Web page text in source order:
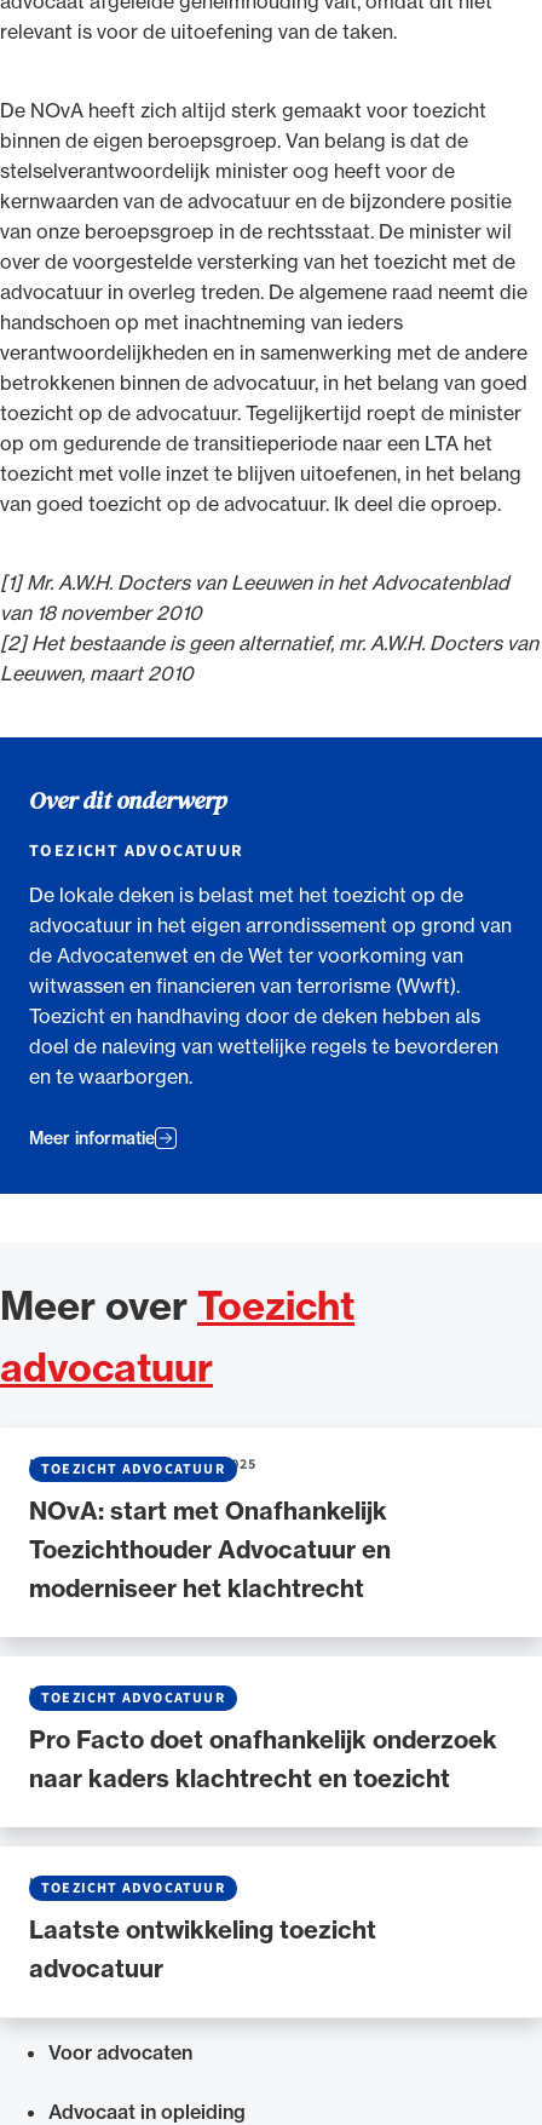
relevant is voor de uitoefening van de taken.
De NOvA heeft zich altijd sterk gemaakt voor toezicht
binnen de eigen beroepsgroep. Van belang is dat de
stelselverantwoordelijk minister oog heeft voor de
kernwaarden van de advocatuur en de bijzondere positie
van onze beroepsgroep in de rechtsstaat. De minister wil
over de voorgestelde versterking van het toezicht met de
advocatuur in overleg treden. De algemene raad neemt die
handschoen op met inachtneming van ieders
verantwoordelijkheden en in samenwerking met de andere
betrokkenen binnen de advocatuur, in het belang van goed
toezicht op de advocatuur. Tegelijkertijd roept de minister
op om gedurende de transitieperiode naar een LTA het
toezicht met volle inzet te blijven uitoefenen, in het belang
van goed toezicht op de advocatuur. Ik deel die oproep.
[1] Mr. A.W.H. Docters van Leeuwen in het Advocatenblad
van 18 november 2010
[2] Het bestaande is geen alternatief, mr. A.W.H. Docters van
Leeuwen, maart 2010
Over dit onderwerp
TOEZICHT ADVOCATUUR
De lokale deken is belast met het toezicht op de
advocatuur in het eigen arrondissement op grond van
de Advocatenwet en de Wet ter voorkoming van
witwassen en financieren van terrorisme (Wwft).
Toezicht en handhaving door de deken hebben als
doel de naleving van wettelijke regels te bevorderen
en te waarborgen.
Meer informatie
Meer over Toezicht
advocatuur
NOvA: start met Onafhankelijk
Toezichthouder Advocatuur en
moderniseer het klachtrecht
TOEZICHT ADVOCATUUR
NIEUWS•15 SEPTEMBER 2025
Pro Facto doet onafhankelijk onderzoek
naar kaders klachtrecht en toezicht
TOEZICHT ADVOCATUUR
NIEUWS•25 JANUARI 2025
Laatste ontwikkeling toezicht
advocatuur
TOEZICHT ADVOCATUUR
NIEUWS•19 JUNI 2024
Voor advocaten
Advocaat in opleiding